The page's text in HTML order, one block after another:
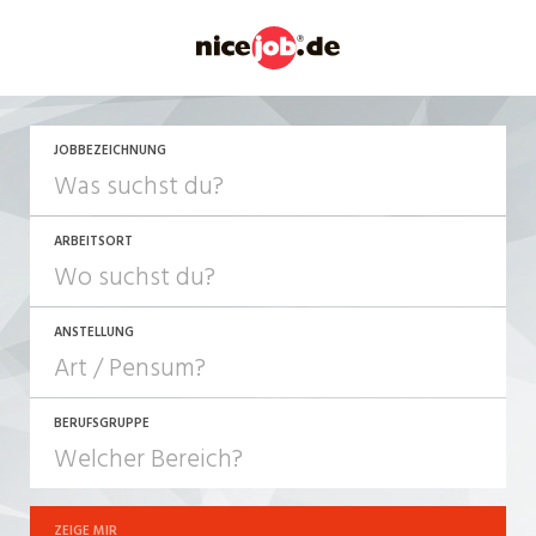
JOBBEZEICHNUNG
ARBEITSORT
ANSTELLUNG
JOB-TYP
Festanstellung
BERUFSGRUPPE
ZEIGE MIR